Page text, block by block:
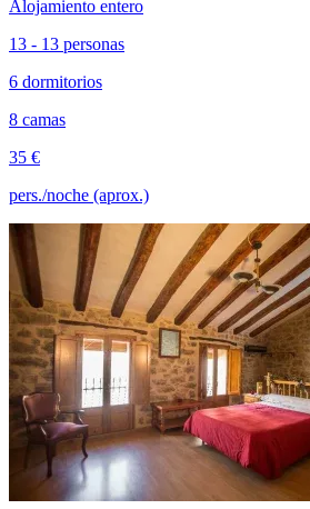
Alojamiento entero
13 - 13 personas
6 dormitorios
8 camas
35 €
pers./noche (aprox.)